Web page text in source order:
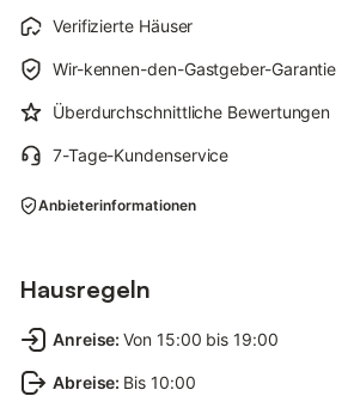
Verifizierte Häuser
Wir-kennen-den-Gastgeber-Garantie
Überdurchschnittliche Bewertungen
7-Tage-Kundenservice
Anbieterinformationen
Hausregeln
Anreise: Von 15:00 bis 19:00
Abreise: Bis 10:00